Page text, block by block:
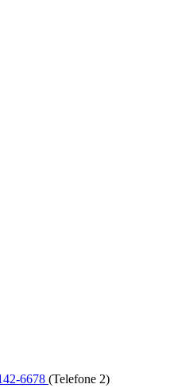
6678 (Telefone 2)